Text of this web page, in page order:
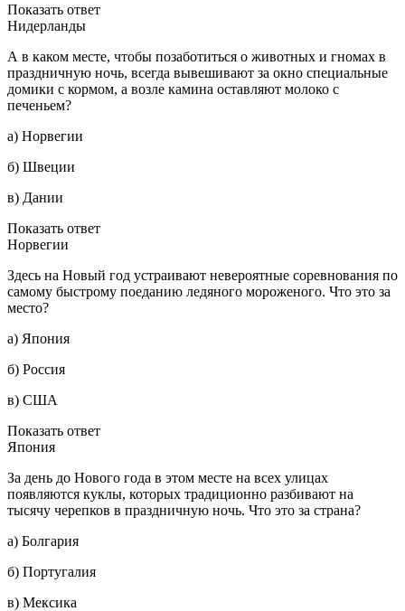
Показать ответ
Нидерланды
А в каком месте, чтобы позаботиться о животных и гномах в
праздничную ночь, всегда вывешивают за окно специальные
домики с кормом, а возле камина оставляют молоко с
печеньем?
а) Норвегии
б) Швеции
в) Дании
Показать ответ
Норвегии
Здесь на Новый год устраивают невероятные соревнования по
самому быстрому поеданию ледяного мороженого. Что это за
место?
а) Япония
б) Россия
в) США
Показать ответ
Япония
За день до Нового года в этом месте на всех улицах
появляются куклы, которых традиционно разбивают на
тысячу черепков в праздничную ночь. Что это за страна?
а) Болгария
б) Португалия
в) Мексика